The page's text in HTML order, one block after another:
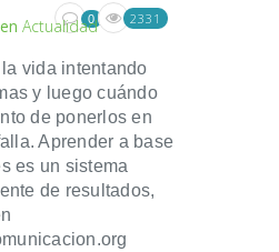
en Actualidad
0 2331
vida intentando
y luego cuándo
de ponerlos en
Aprender a base
es un sistema
de resultados,